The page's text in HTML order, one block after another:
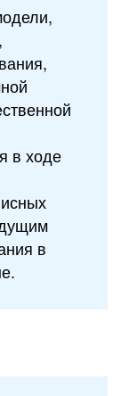
в ходе
в